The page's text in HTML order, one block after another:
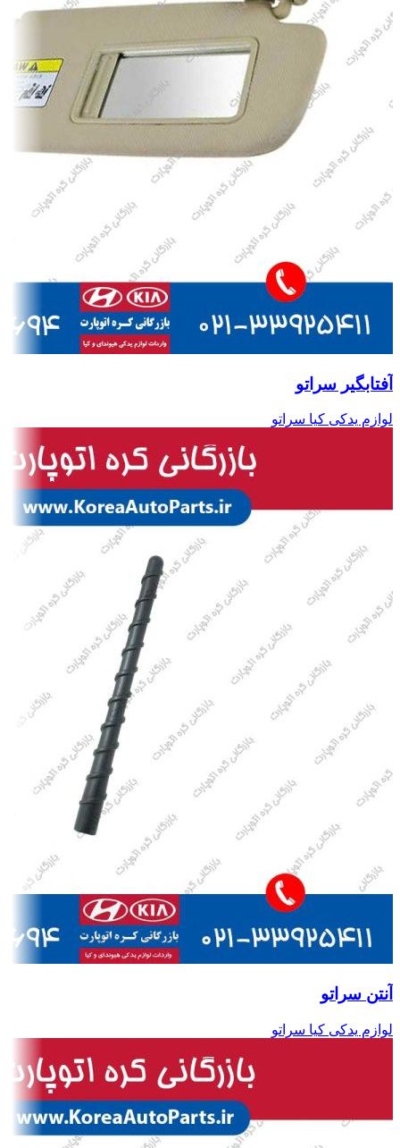
آفتابگیر سراتو
لوازم یدکی کیا سراتو
آنتن سراتو
لوازم یدکی کیا سراتو